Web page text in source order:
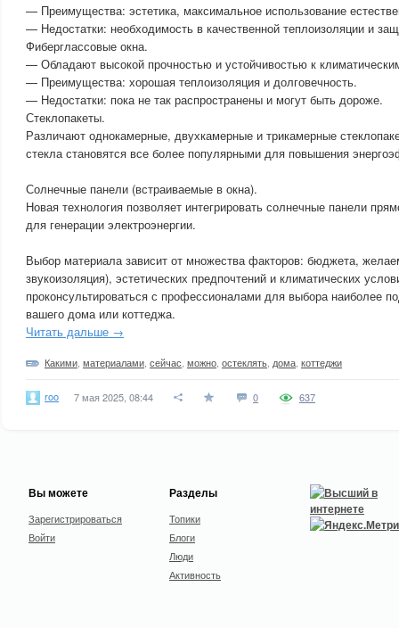
— Преимущества: эстетика, максимальное использование
— Недостатки: необходимость в качественной теплоизоляции и
Фиберглассовые окна.
— Обладают высокой прочностью и устойчивостью к
— Преимущества: хорошая теплоизоляция и долговечность.
— Недостатки: пока не так распространены и могут быть дороже.
Стеклопакеты.
Различают однокамерные, двухкамерные и трикамерные
стекла становятся все более популярными для повышения
Солнечные панели (встраиваемые в окна).
Новая технология позволяет интегрировать солнечные панели
для генерации электроэнергии.
Выбор материала зависит от множества факторов: бюджета,
звукоизоляция), эстетических предпочтений и климатических
проконсультироваться с профессионалами для выбора наиболее
вашего дома или коттеджа.
Читать дальше →
Какими материалами сейчас можно остеклять дома коттеджи
roo 7 мая 2025, 08:44 0 637
Вы можете
Зарегистрироваться
Войти
Разделы
Топики
Блоги
Люди
Активность